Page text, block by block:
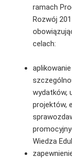
ramach
Rozwój
celach:
wydatków,
projektów,
Wiedza